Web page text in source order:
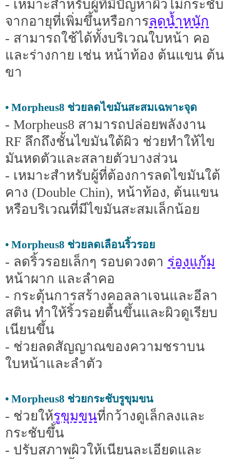
- เหมาะสำหรับผู้ที่มีปัญหาผิวไม่กระชับ
จากอายุที่เพิ่มขึ้นหรือการลดน้ำหนัก
- สามารถใช้ได้ทั้งบริเวณใบหน้า คอ
และร่างกาย เช่น หน้าท้อง ต้นแขน ต้น
ขา
• Morpheus8 ช่วยลดไขมันสะสมเฉพาะจุด
- Morpheus8 สามารถปล่อยพลังงาน
RF ลึกถึงชั้นไขมันใต้ผิว ช่วยทำให้ไข
มันหดตัวและสลายตัวบางส่วน
- เหมาะสำหรับผู้ที่ต้องการลดไขมันใต้
คาง (Double Chin), หน้าท้อง, ต้นแขน
หรือบริเวณที่มีไขมันสะสมเล็กน้อย
• Morpheus8 ช่วยลดเลือนริ้วรอย
- ลดริ้วรอยเล็กๆ รอบดวงตา ร่องแก้ม
หน้าผาก และลำคอ
- กระตุ้นการสร้างคอลลาเจนและอีลา
สติน ทำให้ริ้วรอยตื้นขึ้นและผิวดูเรียบ
เนียนขึ้น
- ช่วยลดสัญญาณของความชราบน
ใบหน้าและลำตัว
• Morpheus8 ช่วยกระชับรูขุมขน
- ช่วยให้รูขุมขนที่กว้างดูเล็กลงและ
กระชับขึ้น
- ปรับสภาพผิวให้เนียนละเอียดและ